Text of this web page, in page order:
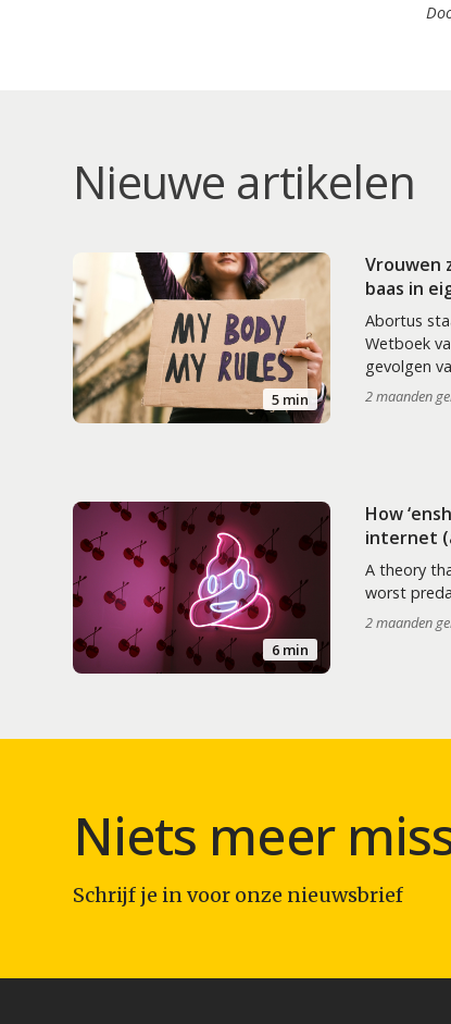
Nieuwe artikelen
5 min
Vrouwen
baas in
Abortus
Wetboek
gevolgen
2 maanden
6 min
How
internet
A theory
worst
2 maanden
Niets meer
Schrijf je in voor onze nieuwsbrief